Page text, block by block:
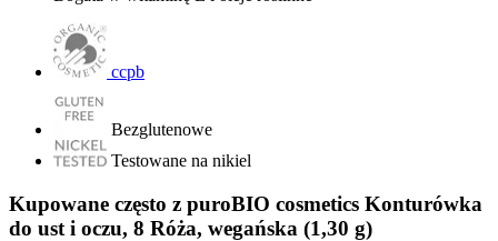
ccpb
Bezglutenowe
Testowane na nikiel
Kupowane często z puroBIO cosmetics Konturówka
do ust i oczu, 8 Róża, wegańska (1,30 g)